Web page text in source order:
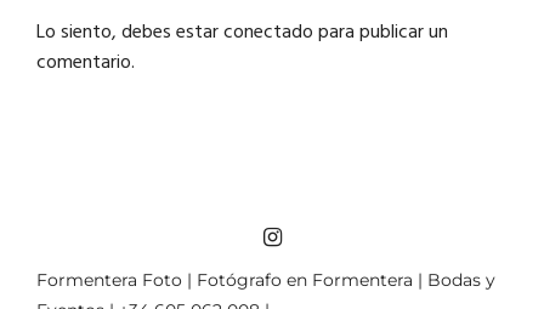
Lo siento, debes estarconectadopara publicar un
comentario.
Formentera Foto | Fotógrafo en Formentera | Bodas y